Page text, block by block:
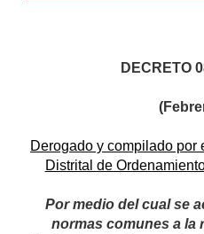
DECRETO
Derogado y compilado por
Distrital de
Por medio del cual se
normas comunes a la